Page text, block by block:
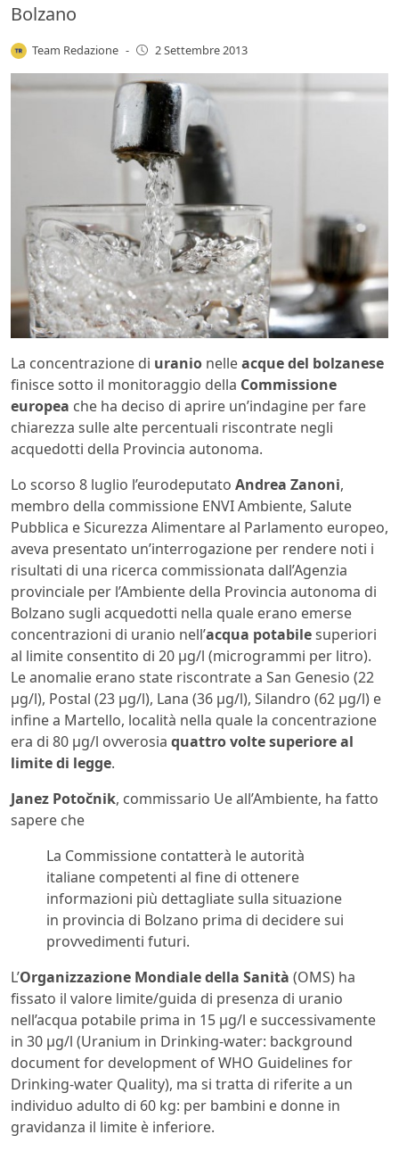
Bolzano
Team Redazione - 2 Settembre 2013
La concentrazione di uranio nelleacque del bolzanese
finisce sotto il monitoraggio della Commissione
europea che ha deciso di aprire un’indagine per fare
chiarezza sulle alte percentuali riscontrate negli
acquedotti della Provincia autonoma.
Lo scorso 8 luglio l’eurodeputato Andrea Zanoni,
membro della commissione ENVI Ambiente, Salute
Pubblica e Sicurezza Alimentare al Parlamento europeo,
aveva presentato un’interrogazione per rendere noti i
risultati di una ricerca commissionata dall’Agenzia
provinciale per l’Ambiente della Provincia autonoma di
Bolzano sugli acquedotti nella quale erano emerse
concentrazioni di uranio nell’acqua potabilesuperiori
al limite consentito di 20 µg/l (microgrammi per litro).
Le anomalie erano state riscontrate a San Genesio (22
µg/l), Postal (23 µg/l), Lana (36 µg/l), Silandro (62 µg/l) e
infine a Martello, località nella quale la concentrazione
era di 80 µg/l ovverosia quattro volte superiore al
limite di legge.
Janez Potočnik, commissario Ue all’Ambiente, ha fatto
sapere che
La Commissione contatterà le autorità
italiane competenti al fine di ottenere
informazioni più dettagliate sulla situazione
in provincia di Bolzano prima di decidere sui
provvedimenti futuri.
L’Organizzazione Mondiale della Sanità (OMS) ha
fissato il valore limite/guida di presenza di uranio
nell’acqua potabile prima in 15 µg/l e successivamente
in 30 µg/l (Uranium in Drinking-water: background
document for development of WHO Guidelines for
Drinking-water Quality), ma si tratta di riferite a un
individuo adulto di 60 kg: per bambini e donne in
gravidanza il limite è inferiore.